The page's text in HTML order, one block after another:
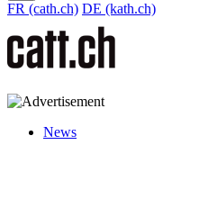
FR (cath.ch) DE (kath.ch)
News